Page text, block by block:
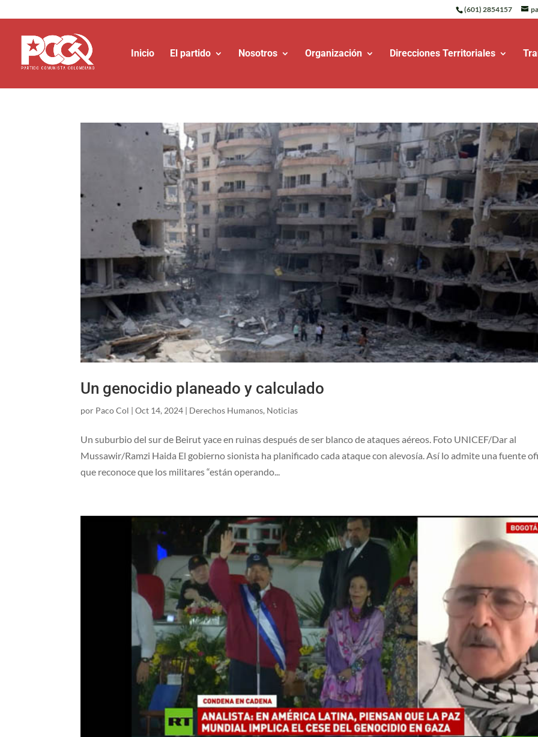
(601) 2854157
Inicio El partido Nosotros Organización Direcciones Territoriales
Un genocidio planeado y calculado
por Paco Col |Oct 14, 2024 | Derechos Humanos, Noticias
Un suburbio del sur de Beirut yace en ruinas después de ser blanco de ataques aéreos. Foto UNICEF/Dar al
Mussawir/Ramzi Haida El gobierno sionista ha planificado cada ataque con alevosía. Así lo admite una fuente
que reconoce que los militares “están operando...